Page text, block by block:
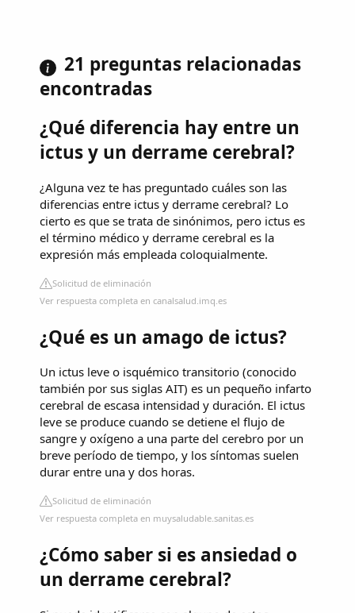
21 preguntas relacionadas
encontradas
¿Qué diferencia hay entre un
ictus y un derrame cerebral?
¿Alguna vez te has preguntado cuáles son las
diferencias entre ictus y derrame cerebral? Lo
cierto es que se trata de sinónimos, pero ictus es
el término médico y derrame cerebral es la
expresión más empleada coloquialmente.
Solicitud de eliminación
Ver respuesta completa en canalsalud.imq.es
¿Qué es un amago de ictus?
Un ictus leve o isquémico transitorio (conocido
también por sus siglas AIT) es un pequeño infarto
cerebral de escasa intensidad y duración. El ictus
leve se produce cuando se detiene el flujo de
sangre y oxígeno a una parte del cerebro por un
breve período de tiempo, y los síntomas suelen
durar entre una y dos horas.
Solicitud de eliminación
Ver respuesta completa en muysaludable.sanitas.es
¿Cómo saber si es ansiedad o
un derrame cerebral?